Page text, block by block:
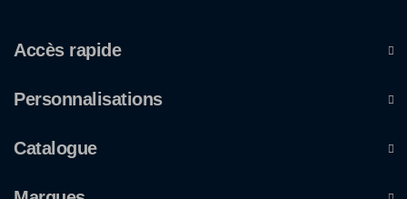
Accès rapide
Personnalisations
Catalogue